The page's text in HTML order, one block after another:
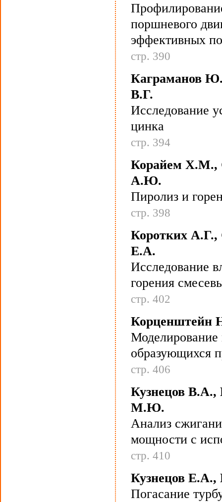
поршневого
эффективных
стр. 390
Каграманов
В.Г.
Исследование
цинка
стр. 394
Корайем Х.М.,
А.Ю.
Пиролиз и
стр. 398
Коротких
Е.А.
Исследование
горения
стр. 402
Корценштейн
Моделирование
образующихся
стр. 406
Кузнецов
М.Ю.
Анализ
мощности с
стр. 410
Кузнецов
Погасание